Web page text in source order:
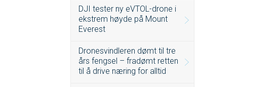
DJI tester ny eVTOL-drone i
ekstrem høyde på Mount
Everest
Dronesvindleren dømt til tre
års fengsel – fradømt retten
til å drive næring for alltid